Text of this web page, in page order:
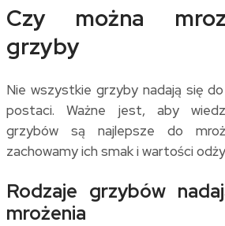
Czy można
grzyby
Nie wszystkie grzyby nadają się
postaci. Ważne jest, aby
grzybów są najlepsze do
zachowamy ich smak i wartości
Rodzaje grzybów
mrożenia